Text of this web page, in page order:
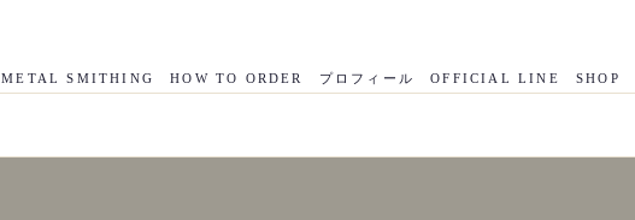
METAL SMITHING HOW TO ORDER プロフィール OFFICIAL LINE SHOP